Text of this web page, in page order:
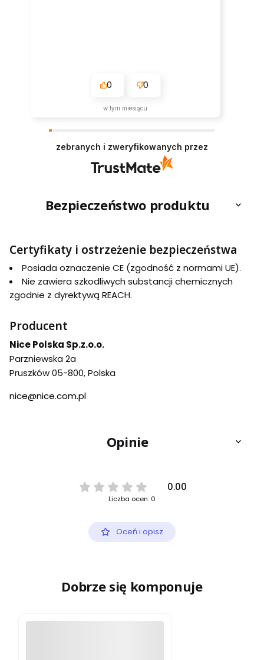
0 0
w tym miesiącu
zebranych i zweryfikowanych przez
Bezpieczeństwo produktu
Certyfikaty i ostrzeżenie bezpieczeństwa
Posiada oznaczenie CE (zgodność z normami UE).
Nie zawiera szkodliwych substancji chemicznych
zgodnie z dyrektywą REACH.
Producent
Nice Polska Sp.z.o.o.
Parzniewska 2a
Pruszków 05-800, Polska
nice@nice.com.pl
Opinie
0.00
Liczba ocen: 0
Oceń i opisz
Dobrze się komponuje